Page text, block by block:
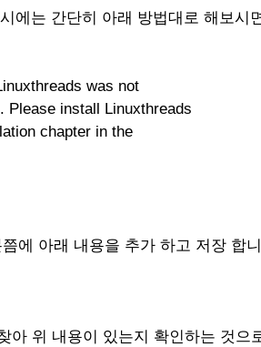
에는 간단히 아래 방법대로 해보시
was not
Please install Linuxthreads
chapter in the
에 아래 내용을 추가 하고 저장 합
아 위 내용이 있는지 확인하는 것으